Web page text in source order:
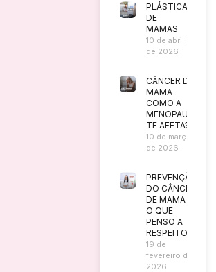
PLÁSTICA
DE
MAMAS
10 de abril
de 2026
CÂNCER DE
MAMA
COMO A
MENOPAUSA
TE AFETA?
10 de março
de 2026
PREVENÇÃO
DO CÂNCER
DE MAMA |
O QUE
PENSO A
RESPEITO?
19 de
fevereiro de
2026